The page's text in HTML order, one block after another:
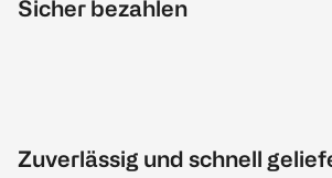
Sicher bezahlen
Zuverlässig und schnell